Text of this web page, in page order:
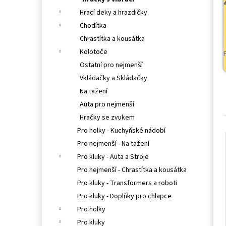
Hrací deky a hrazdičky
Chodítka
Chrastítka a kousátka
Kolotoče
Ostatní pro nejmenší
Vkládačky a Skládačky
Na tažení
Auta pro nejmenší
Hračky se zvukem
Pro holky - Kuchyňské nádobí
Pro nejmenší - Na tažení
Pro kluky - Auta a Stroje
Pro nejmenší - Chrastítka a kousátka
Pro kluky - Transformers a roboti
Pro kluky - Doplňky pro chlapce
Pro holky
Pro kluky